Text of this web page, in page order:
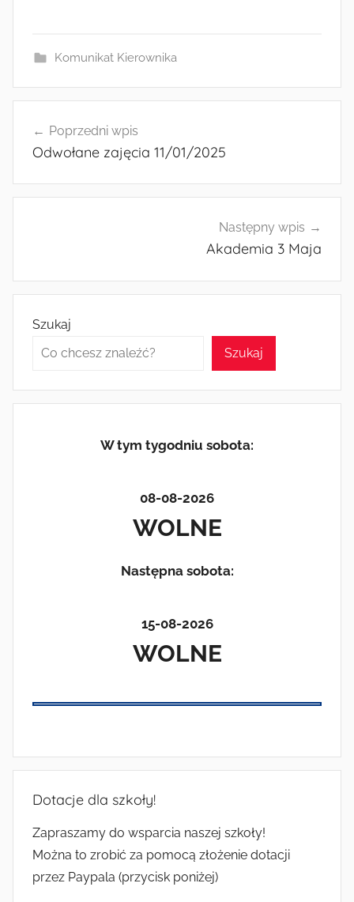
e
b
o
o
k
d
o
n
l
e
Komunikat Kierownika
wpisuPoprzedni wpis
Odwołane zajęcia 11/01/2025
Następny wpis
Akademia 3 Maja
Szukaj
Szukaj
W tym tygodniu sobota:
08-08-2026
WOLNE
Następna sobota:
15-08-2026
WOLNE
Dotacje dla szkoły!
Zapraszamy do wsparcia naszej szkoły!
Można to zrobić za pomocą złożenie dotacji
przez Paypala (przycisk poniżej)